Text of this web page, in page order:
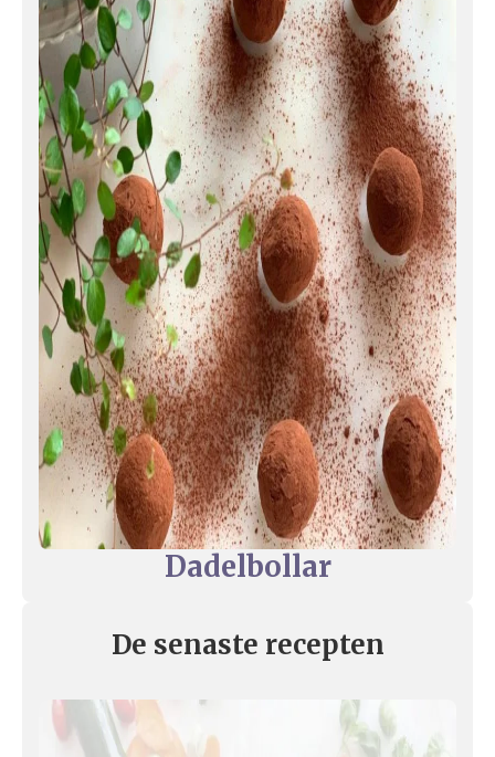
Dadelbollar
De senaste recepten